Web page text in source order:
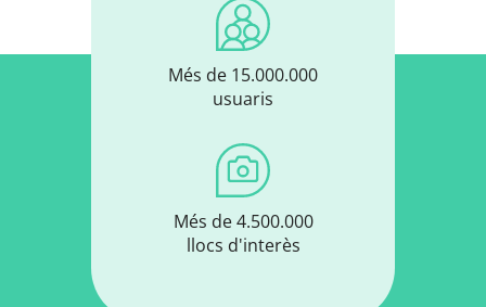
Més de 15.000.000
usuaris
Més de 4.500.000
llocs d'interès